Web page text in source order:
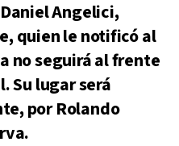
Angelici,
quien le notificó al
no seguirá al frente
Su lugar será
por Rolando